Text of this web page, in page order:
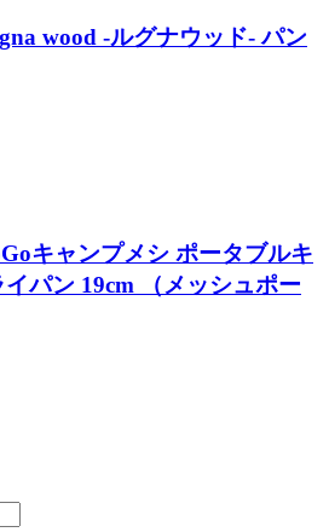
wood -ルグナウッド- パン
キャンプメシ ポータブルキ
パン 19cm （メッシュポー